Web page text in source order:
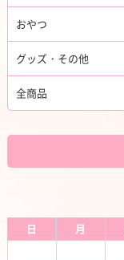
おやつ
グッズ・その他
全商品
日 月